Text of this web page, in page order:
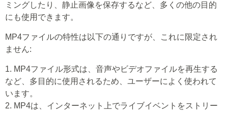
ミングしたり、静止画像を保存するなど、多くの他の目的
にも使用できます。
MP4ファイルの特性は以下の通りですが、これに限定され
ません:
1. MP4ファイル形式は、音声やビデオファイルを再生する
など、多目的に使用されるため、ユーザーによく使われて
います。
2. MP4は、インターネット上でライブイベントをストリー